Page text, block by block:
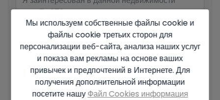
Основные сведения о защите данных на основе Европейского
регламента по защите данных (EU) 2016/679 (GDPR).+ Info
Я прочитал и принялОфициальное уведомлениеиПолитику
конфиденциальности.
Мы используем собственные файлы cookie и
файлы cookie третьих сторон для
персонализации веб-сайта, анализа наших услуг
и показа вам рекламы на основе ваших
привычек и предпочтений в Интернете. Для
получения дополнительной информации
посетите нашуФайл Cookies информация